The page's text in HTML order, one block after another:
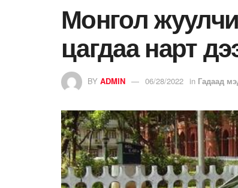
Монгол
цагдаа нарт
BY ADMIN 06/28/2022 in Гадаад